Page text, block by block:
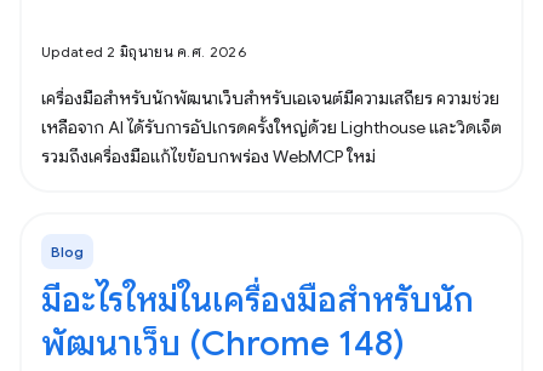
Updated 2 มิถุนายน ค.ศ. 2026
เครื่องมือสำหรับนักพัฒนาเว็บสำหรับเอเจนต์มีความเสถียร ความช่วย
เหลือจาก AI ได้รับการอัปเกรดครั้งใหญ่ด้วย Lighthouse และวิดเจ็ต
รวมถึงเครื่องมือแก้ไขข้อบกพร่อง WebMCP ใหม่
Blog
มีอะไรใหม่ในเครื่องมือสำหรับนัก
พัฒนาเว็บ (Chrome 148)